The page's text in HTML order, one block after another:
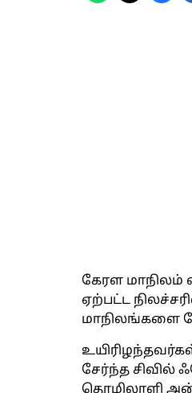
கேரள மாநிலம்
ஏற்பட்ட
மாநிலங்களை
சேர்ந்த சிவில்
தொழிலாளி